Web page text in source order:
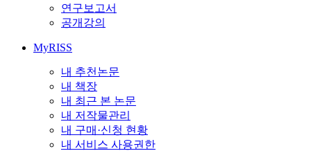
연구보고서
공개강의
MyRISS
내 추천논문
내 책장
내 최근 본 논문
내 저작물관리
내 구매·신청 현황
내 서비스 사용권한